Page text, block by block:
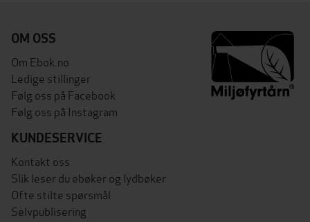
OM OSS
Om Ebok.no
Ledige stillinger
Følg oss på Facebook
Følg oss på Instagram
KUNDESERVICE
Kontakt oss
Slik leser du ebøker og lydbøker
Ofte stilte spørsmål
Selvpublisering